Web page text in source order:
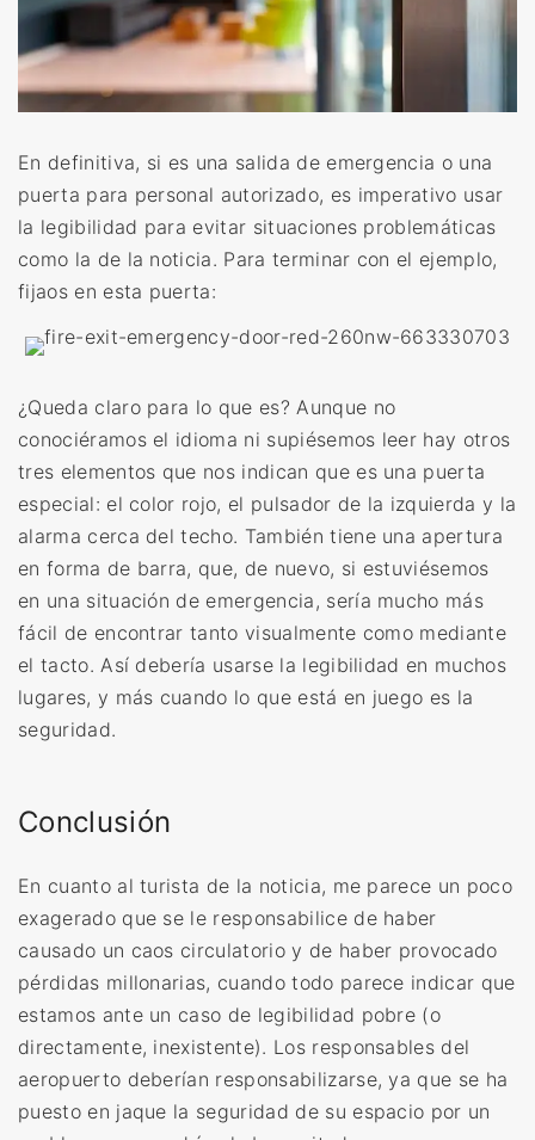
En definitiva, si es una salida de emergencia o una
puerta para personal autorizado, es imperativo usar
la legibilidad para evitar situaciones problemáticas
como la de la noticia. Para terminar con el ejemplo,
fijaos en esta puerta:
¿Queda claro para lo que es? Aunque no
conociéramos el idioma ni supiésemos leer hay otros
tres elementos que nos indican que es una puerta
especial: el color rojo, el pulsador de la izquierda y la
alarma cerca del techo. También tiene una apertura
en forma de barra, que, de nuevo, si estuviésemos
en una situación de emergencia, sería mucho más
fácil de encontrar tanto visualmente como mediante
el tacto. Así debería usarse la legibilidad en muchos
lugares, y más cuando lo que está en juego es la
seguridad.
Conclusión
En cuanto al turista de la noticia, me parece un poco
exagerado que se le responsabilice de haber
causado un caos circulatorio y de haber provocado
pérdidas millonarias, cuando todo parece indicar que
estamos ante un caso de legibilidad pobre (o
directamente, inexistente). Los responsables del
aeropuerto deberían responsabilizarse, ya que se ha
puesto en jaque la seguridad de su espacio por un